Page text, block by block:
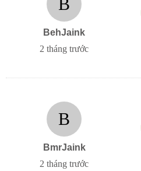
B
BehJaink
2 tháng trước
B
BmrJaink
2 tháng trước